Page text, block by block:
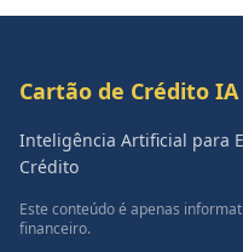
Cartão de Crédito IA
Inteligência Artificial para
Crédito
Este conteúdo é apenas
financeiro.